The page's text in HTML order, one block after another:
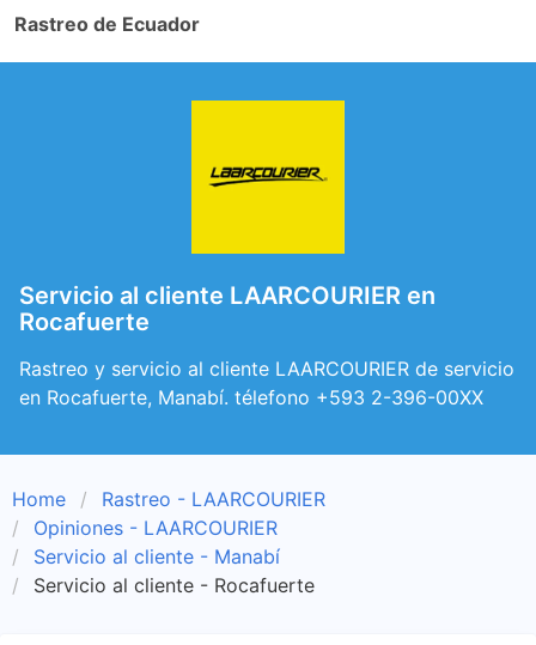
Rastreo de Ecuador
Servicio al cliente LAARCOURIER en
Rocafuerte
Rastreo y servicio al cliente LAARCOURIER de servicio
en Rocafuerte, Manabí. télefono +593 2-396-00XX
Home
Rastreo - LAARCOURIER
Opiniones - LAARCOURIER
Servicio al cliente - Manabí
Servicio al cliente - Rocafuerte